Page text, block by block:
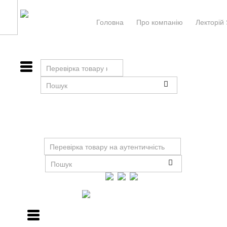
Головна Про компанiю